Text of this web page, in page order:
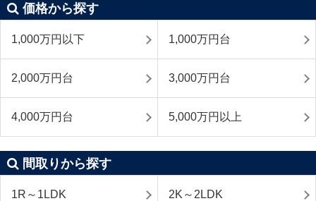
価格から探す
1,000万円以下 1,000万円台
2,000万円台 3,000万円台
4,000万円台 5,000万円以上
間取りから探す
1R～1LDK 2K～2LDK